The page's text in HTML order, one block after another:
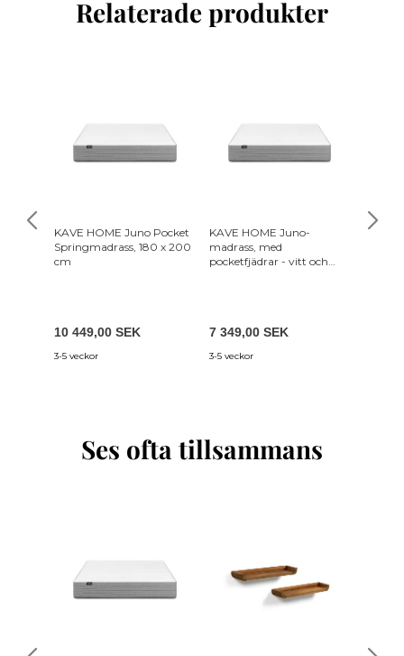
Relaterade produkter
KAVE HOME Juno Pocket
Springmadrass, 180 x 200
cm
10 449,00 SEK
3-5 veckor
KAVE HOME Juno-
madrass, med
pocketfjädrar - vitt och
7 349,00 SEK
3-5 veckor
KAVE
Ses ofta tillsammans